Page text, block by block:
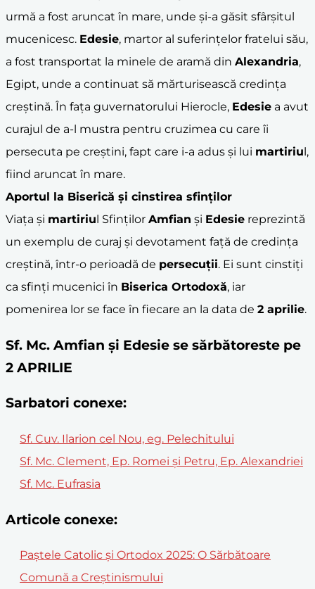
urmă a fost aruncat în mare, unde și-a găsit sfârșitul
mucenicesc. Edesie, martor al suferințelor fratelui său,
a fost transportat la minele de aramă din Alexandria,
Egipt, unde a continuat să mărturisească credința
creștină. În fața guvernatorului Hierocle, Edesie a avut
curajul de a-l mustra pentru cruzimea cu care îi
persecuta pe creștini, fapt care i-a adus și lui martiriul,
fiind aruncat în mare.
Aportul la Biserică și cinstirea sfinților
Viața și martiriul Sfinților Amfian și Edesie reprezintă
un exemplu de curaj și devotament față de credința
creștină, într-o perioadă de persecuții. Ei sunt cinstiți
ca sfinți mucenici în Biserica Ortodoxă, iar
pomenirea lor se face în fiecare an la data de 2 aprilie.
Sf. Mc. Amfian și Edesie se sărbătoreste pe
2 APRILIE
Sarbatori conexe:
Sf. Cuv. Ilarion cel Nou, eg. Pelechitului
Sf. Mc. Clement, Ep. Romei şi Petru, Ep. Alexandriei
Sf. Mc. Eufrasia
Articole conexe:
Paștele Catolic și Ortodox 2025: O Sărbătoare
Comună a Creștinismului